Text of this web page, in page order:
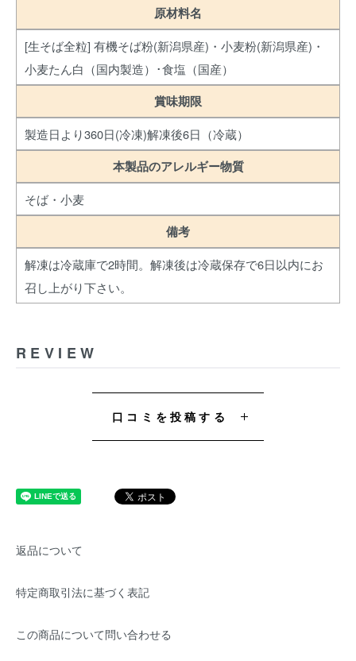
原材料名
[生そば全粒] 有機そば粉(新潟県産)・小麦粉(新潟県産)・
小麦たん白（国内製造）･食塩（国産）
賞味期限
製造日より360日(冷凍)解凍後6日（冷蔵）
本製品のアレルギー物質
そば・小麦
備考
解凍は冷蔵庫で2時間。解凍後は冷蔵保存で6日以内にお
召し上がり下さい。
REVIEW
口コミを投稿する
返品について
特定商取引法に基づく表記
この商品について問い合わせる